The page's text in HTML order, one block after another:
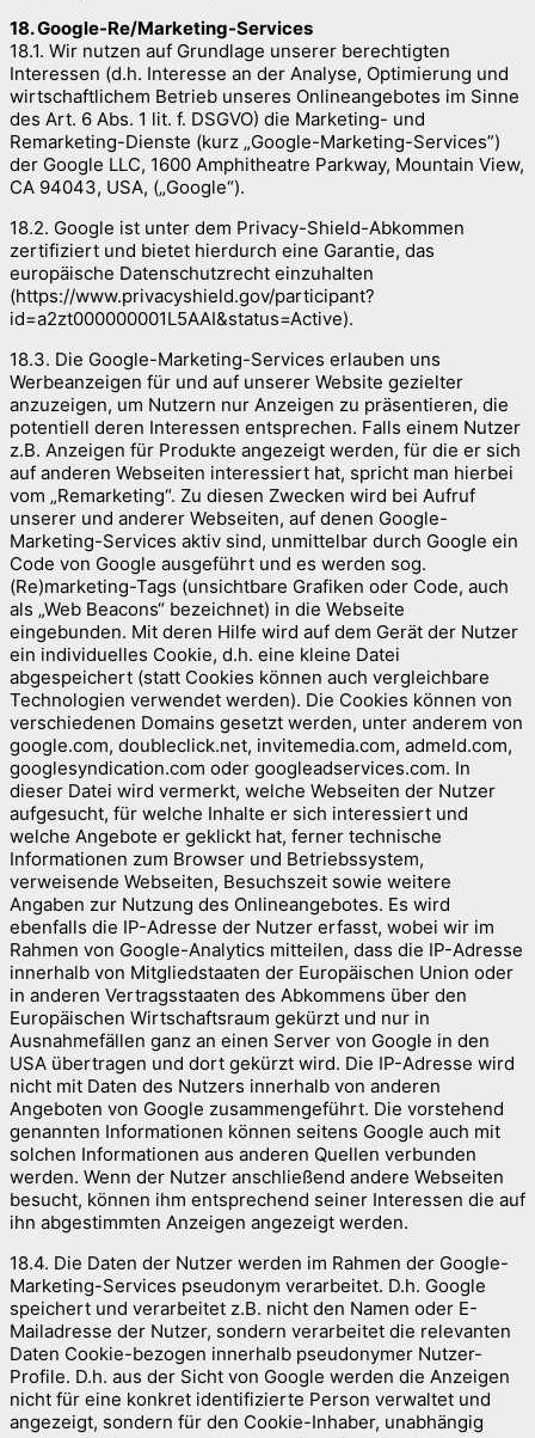
18. Google-Re/Marketing-Services
18.1. Wir nutzen auf Grundlage unserer berechtigten
Interessen (d.h. Interesse an der Analyse, Optimierung und
wirtschaftlichem Betrieb unseres Onlineangebotes im Sinne
des Art. 6 Abs. 1 lit. f. DSGVO) die Marketing- und
Remarketing-Dienste (kurz „Google-Marketing-Services”)
der Google LLC, 1600 Amphitheatre Parkway, Mountain View,
CA 94043, USA, („Google“).
18.2. Google ist unter dem Privacy-Shield-Abkommen
zertifiziert und bietet hierdurch eine Garantie, das
europäische Datenschutzrecht einzuhalten
(https://www.privacyshield.gov/participant?
id=a2zt000000001L5AAI&status=Active).
18.3. Die Google-Marketing-Services erlauben uns
Werbeanzeigen für und auf unserer Website gezielter
anzuzeigen, um Nutzern nur Anzeigen zu präsentieren, die
potentiell deren Interessen entsprechen. Falls einem Nutzer
z.B. Anzeigen für Produkte angezeigt werden, für die er sich
auf anderen Webseiten interessiert hat, spricht man hierbei
vom „Remarketing“. Zu diesen Zwecken wird bei Aufruf
unserer und anderer Webseiten, auf denen Google-
Marketing-Services aktiv sind, unmittelbar durch Google ein
Code von Google ausgeführt und es werden sog.
(Re)marketing-Tags (unsichtbare Grafiken oder Code, auch
als „Web Beacons“ bezeichnet) in die Webseite
eingebunden. Mit deren Hilfe wird auf dem Gerät der Nutzer
ein individuelles Cookie, d.h. eine kleine Datei
abgespeichert (statt Cookies können auch vergleichbare
Technologien verwendet werden). Die Cookies können von
verschiedenen Domains gesetzt werden, unter anderem von
google.com, doubleclick.net, invitemedia.com, admeld.com,
googlesyndication.com oder googleadservices.com. In
dieser Datei wird vermerkt, welche Webseiten der Nutzer
aufgesucht, für welche Inhalte er sich interessiert und
welche Angebote er geklickt hat, ferner technische
Informationen zum Browser und Betriebssystem,
verweisende Webseiten, Besuchszeit sowie weitere
Angaben zur Nutzung des Onlineangebotes. Es wird
ebenfalls die IP-Adresse der Nutzer erfasst, wobei wir im
Rahmen von Google-Analytics mitteilen, dass die IP-Adresse
innerhalb von Mitgliedstaaten der Europäischen Union oder
in anderen Vertragsstaaten des Abkommens über den
Europäischen Wirtschaftsraum gekürzt und nur in
Ausnahmefällen ganz an einen Server von Google in den
USA übertragen und dort gekürzt wird. Die IP-Adresse wird
nicht mit Daten des Nutzers innerhalb von anderen
Angeboten von Google zusammengeführt. Die vorstehend
genannten Informationen können seitens Google auch mit
solchen Informationen aus anderen Quellen verbunden
werden. Wenn der Nutzer anschließend andere Webseiten
besucht, können ihm entsprechend seiner Interessen die auf
ihn abgestimmten Anzeigen angezeigt werden.
18.4. Die Daten der Nutzer werden im Rahmen der Google-
Marketing-Services pseudonym verarbeitet. D.h. Google
speichert und verarbeitet z.B. nicht den Namen oder E-
Mailadresse der Nutzer, sondern verarbeitet die relevanten
Daten Cookie-bezogen innerhalb pseudonymer Nutzer-
Profile. D.h. aus der Sicht von Google werden die Anzeigen
nicht für eine konkret identifizierte Person verwaltet und
angezeigt, sondern für den Cookie-Inhaber, unabhängig